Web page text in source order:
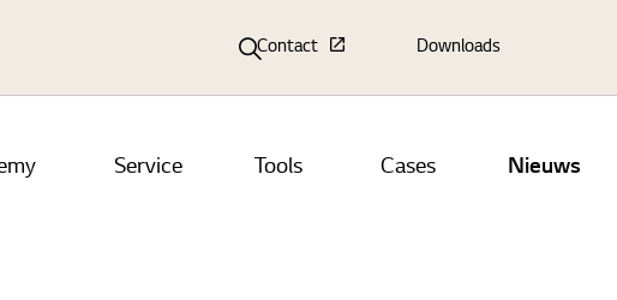
Service Tools Cases Nieuws
Contact Downloads